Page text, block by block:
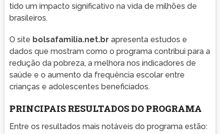
tido um impacto significativo na vida de milhões de
brasileiros.
O site bolsafamilia.net.br apresenta estudos e
dados que mostram como o programa contribui para a
redução da pobreza, a melhora nos indicadores de
saúde e o aumento da frequência escolar entre
crianças e adolescentes beneficiados.
PRINCIPAIS RESULTADOS DO PROGRAMA
Entre os resultados mais notáveis do programa estão: